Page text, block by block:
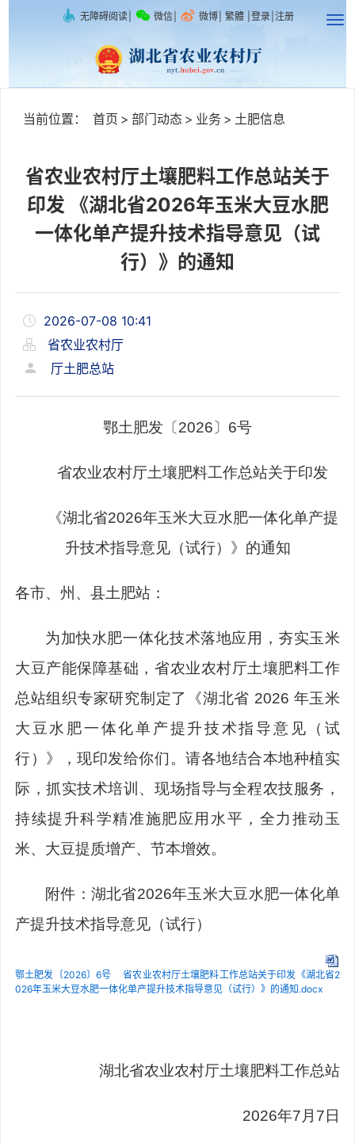
无障碍阅读 微信 微博 繁體 登录 注册
当前位置： 首页 > 部门动态 > 业务 > 土肥信息
省农业农村厅土壤肥料工作总站关于
印发 《湖北省2026年玉米大豆水肥
一体化单产提升技术指导意见（试
行）》的通知
2026-07-08 10:41
省农业农村厅
厅土肥总站
鄂土肥发 〔 2026 〕 6号
省农业农村厅土壤肥料工作总站关于印发
《湖北省2026年玉米大豆水肥一体化单产提
升技术指导意见（试行） 》 的通知
各市、州、县土肥站：
为加快水肥一体化技术落地应用，夯实玉米
大豆产能保障基础，省农业农村厅土壤肥料工作
总站组织专家研究制定了《湖北省 2026 年玉米
大豆水肥一体化单产提升技术指导意见（试
行）》，现印发给你们。请各地结合本地种植实
际，抓实技术培训、现场指导与全程农技服务，
持续提升科学精准施肥应用水平，全力推动玉
米、大豆提质增产、节本增效。
附件： 湖北省2026年玉米大豆水肥一体化单
产提升技术指导意见（试行）
鄂土肥发〔2026〕6号 省农业农村厅土壤肥料工作总站关于印发《湖北省2
026年玉米大豆水肥一体化单产提升技术指导意见（试行）》的通知.docx
湖北省农业农村厅土壤肥料工作总站
2026年7 月 7 日